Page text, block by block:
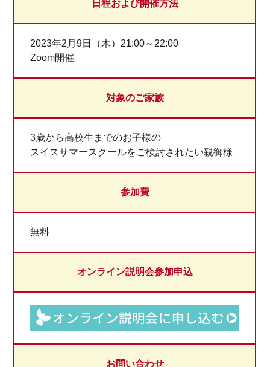
日程および開催方法
2023年2月9日（木）21:00～22:00
Zoom開催
対象のご家族
3歳から高校生までのお子様の
スイスサマースクールをご検討されたい親御様
参加費
無料
オンライン説明会参加申込
お問い合わせ